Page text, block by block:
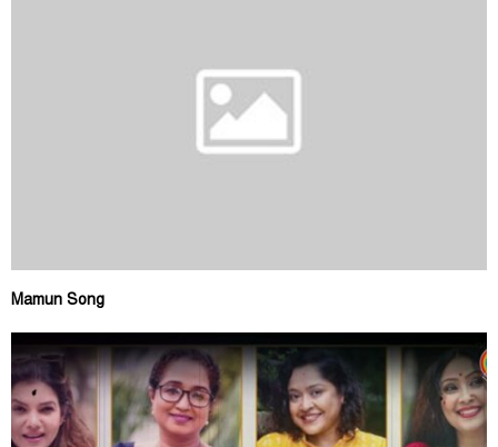
Mamun Song